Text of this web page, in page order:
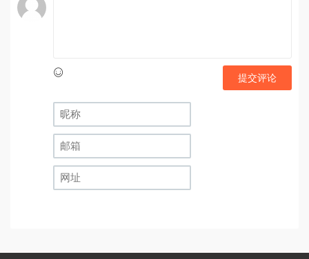
提交评论